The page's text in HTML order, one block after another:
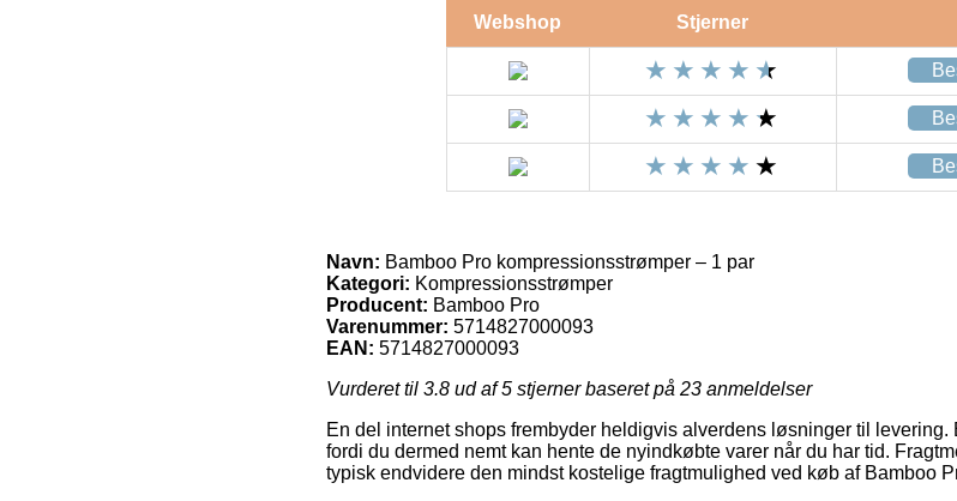
Webshop Stjerner
Navn: Bamboo Pro kompressionsstrømper – 1 par
Kategori: Kompressionsstrømper
Producent: Bamboo Pro
Varenummer: 5714827000093
EAN: 5714827000093
Vurderet til 3.8 ud af 5 stjerner baseret på 23 anmeldelser
En del internet shops frembyder heldigvis alverdens løsninger til levering.
fordi du dermed nemt kan hente de nyindkøbte varer når du har tid.
typisk endvidere den mindst kostelige fragtmulighed ved køb af Bamboo